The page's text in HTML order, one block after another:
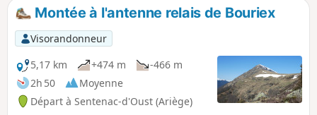
Montée à l'antenne relais de Bouriex
Visorandonneur
5,17 km
+474 m
-466 m
2h 50
Moyenne
Départ à Sentenac-d'Oust (Ariège)